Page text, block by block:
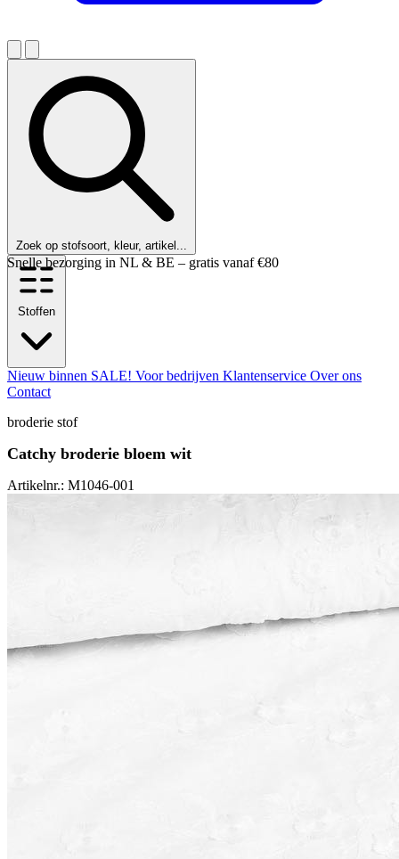
Zoek op stofsoort, kleur, artikel...
Klanten beoordelen ons met een 9,6!
Stoffen
Nieuw binnen SALE! Voor bedrijven Klantenservice Over ons
Contact
broderie stof
Catchy broderie bloem wit
Artikelnr.: M1046-001